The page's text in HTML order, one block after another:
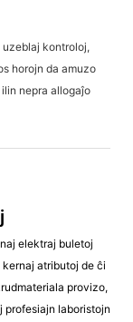
kontroloj,
horojn da amuzo
nepra allogaĵo
elektraj buletoj
atributoj de ĉi
provizo,
profesiajn laboristojn